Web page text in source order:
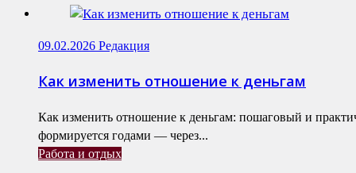
09.02.2026 Редакция
Как изменить отношение к деньгам
Как изменить отношение к деньгам: пошаговый и
формируется годами — через...
Работа и отдых